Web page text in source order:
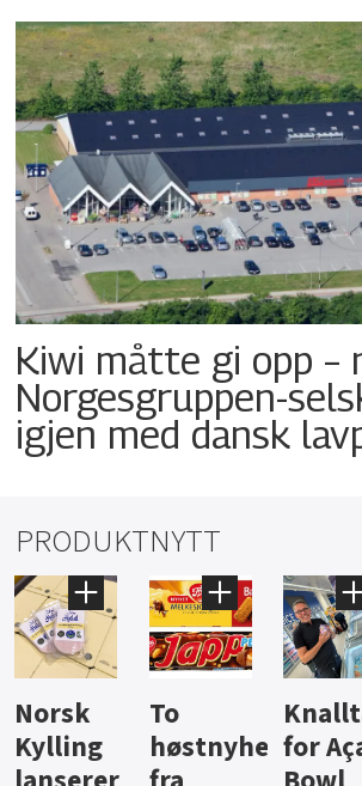
Kiwi måtte gi opp –
Norgesgruppen-
igjen med dansk
PRODUKTNYTT
Knalltall
for Açai
Aass vil
bli
Brus
jus fra